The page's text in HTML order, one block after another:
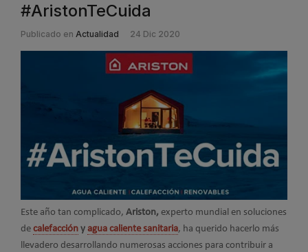
#AristonTeCuida
Publicado en Actualidad 24 Dic 2020
Este año tan complicado, Ariston, experto mundial en soluciones
de calefacción y agua caliente sanitaria, ha querido hacerlo más
llevadero desarrollando numerosas acciones para contribuir a